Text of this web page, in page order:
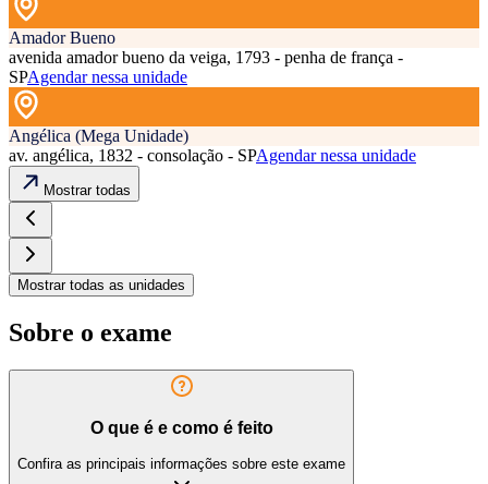
Amador Bueno
avenida amador bueno da veiga, 1793 - penha de frança -
SPAgendar nessa unidade
Angélica (Mega Unidade)
av. angélica, 1832 - consolação - SPAgendar nessa unidade
Mostrar todas
Mostrar todas as unidades
Sobre o exame
O que é e como é feito
Confira as principais informações sobre este exame